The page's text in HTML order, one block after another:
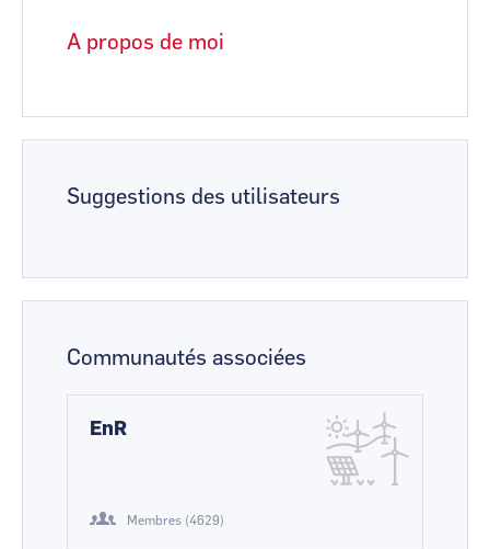
A propos de moi
Suggestions des utilisateurs
Communautés associées
EnR
Membres (4629)